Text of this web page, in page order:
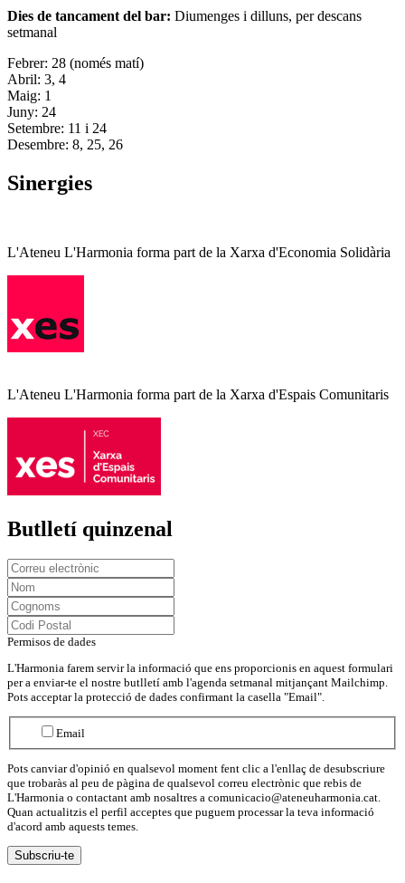
Dies de tancament del bar: Diumenges i dilluns, per descans
setmanal
Febrer: 28 (només matí)
Abril: 3, 4
Maig: 1
Juny: 24
Setembre: 11 i 24
Desembre: 8, 25, 26
Sinergies
L'Ateneu L'Harmonia forma part de la Xarxa d'Economia Solidària
L'Ateneu L'Harmonia forma part de la Xarxa d'Espais Comunitaris
Butlletí quinzenal
Permisos de dades
L'Harmonia farem servir la informació que ens proporcionis en aquest formulari
per a enviar-te el nostre butlletí amb l'agenda setmanal mitjançant Mailchimp.
Pots acceptar la protecció de dades confirmant la casella "Email".
Email
Pots canviar d'opinió en qualsevol moment fent clic a l'enllaç de desubscriure
que trobaràs al peu de pàgina de qualsevol correu electrònic que rebis de
L'Harmonia o contactant amb nosaltres a comunicacio@ateneuharmonia.cat.
Quan actualitzis el perfil acceptes que puguem processar la teva informació
d'acord amb aquests temes.